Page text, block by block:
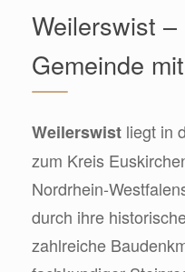
Weilerswist
Gemeinde
Weilerswist liegt in
zum Kreis
Nordrhein-
durch ihre
zahlreiche